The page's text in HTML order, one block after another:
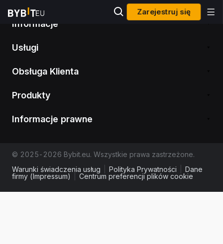
Zarejestruj się
Informacje
Usługi
Obsługa Klienta
Produkty
Informacje prawne
© 2025-2026 Bybit.eu. Wszystkie prawa zastrzeżone.
Warunki świadczenia usług
Polityka Prywatności
Dane
firmy (Impressum)
Centrum preferencji plików cookie